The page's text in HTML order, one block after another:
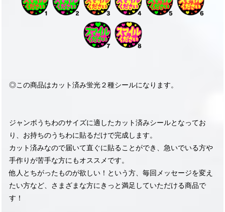
◎この商品はカット済み蛍光２種シールになります。
ジャンボうちわのサイズに適したカット済みシールとなってお
り、お持ちのうちわに貼るだけで完成します。
カット済みなので届いて直ぐに貼ることができ、急いでいる方や
手作りが苦手な方にもオススメです。
他人とちがったものが欲しい！という方、毎回メッセージを変え
たい方など、さまざまな方にきっと満足していただける商品で
す！